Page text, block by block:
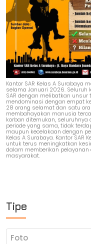
Kantor SAR Kelas A Surabaya
selama Januari 2026.
SAR dengan melibatkan
mendominasi dengan empat
28 orang selamat dan satu
membahayakan manusia
korban ditemukan,
periode yang sama, tidak
maupun kecelakaan dengan
Kelas A Surabaya. Kantor SAR
untuk terus meningkatkan
dalam memberikan pelayanan
masyarakat.
Tipe
Foto